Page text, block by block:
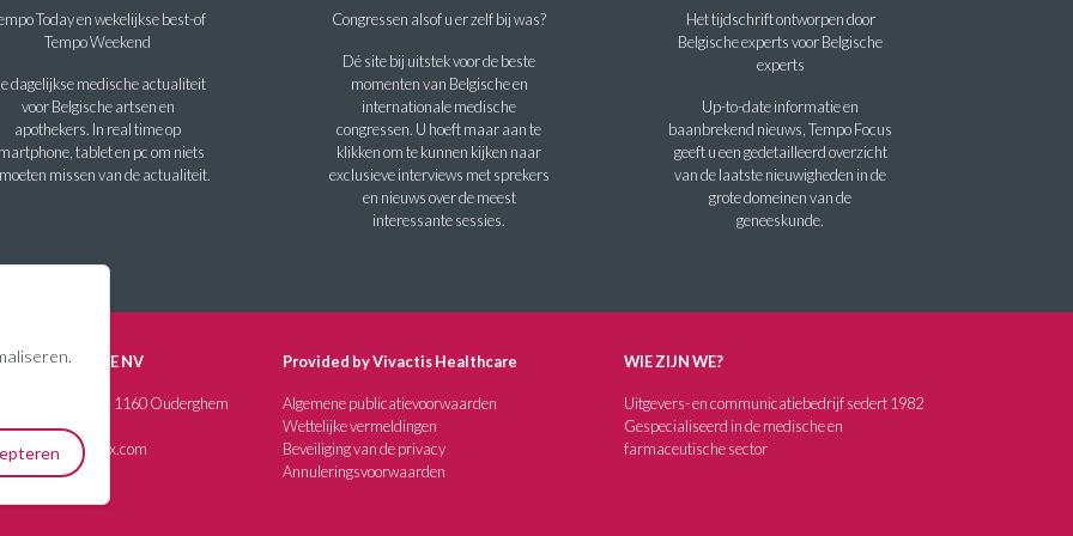
Today en wekelijkse best-of
Tempo Weekend
dagelijkse medische actualiteit
voor Belgische artsen en
apothekers. In real time op
tablet en pc om niets
missen van de actualiteit.
Congressen alsof u er zelf bij was?
Dé site bij uitstek voor de beste
momenten van Belgische en
internationale medische
congressen. U hoeft maar aan te
klikken om te kunnen kijken naar
exclusieve interviews met sprekers
en nieuws over de meest
interessante sessies.
Het tijdschrift ontworpen door
Belgische experts voor Belgische
experts
Up-to-date informatie en
baanbrekend nieuws, Tempo Focus
geeft u een gedetailleerd overzicht
van de laatste nieuwigheden in de
grote domeinen van de
geneeskunde.
MEDISQUARE NV
Demeylaan, 57 - 1160 Ouderghem
352 07 80
Provided by Vivactis Healthcare
Algemene publicatievoorwaarden
Wettelijke vermeldingen
Beveiliging van de privacy
Annuleringsvoorwaarden
WIE ZIJN WE?
Uitgevers- en communicatiebedrijf sedert 1982
Gespecialiseerd in de medische en
farmaceutische sector